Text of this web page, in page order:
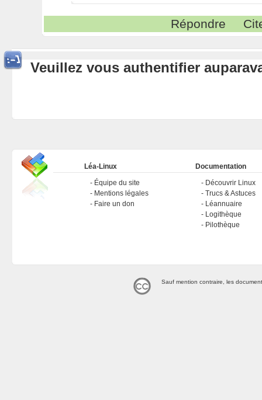
Répondre
Veuillez vous authentifier
Léa-Linux
Équipe du site
Mentions légales
Faire un don
Documentation
Découvrir Linux
Trucs & Astuces
Léannuaire
Logithèque
Pilothèque
Sauf mention contraire, les